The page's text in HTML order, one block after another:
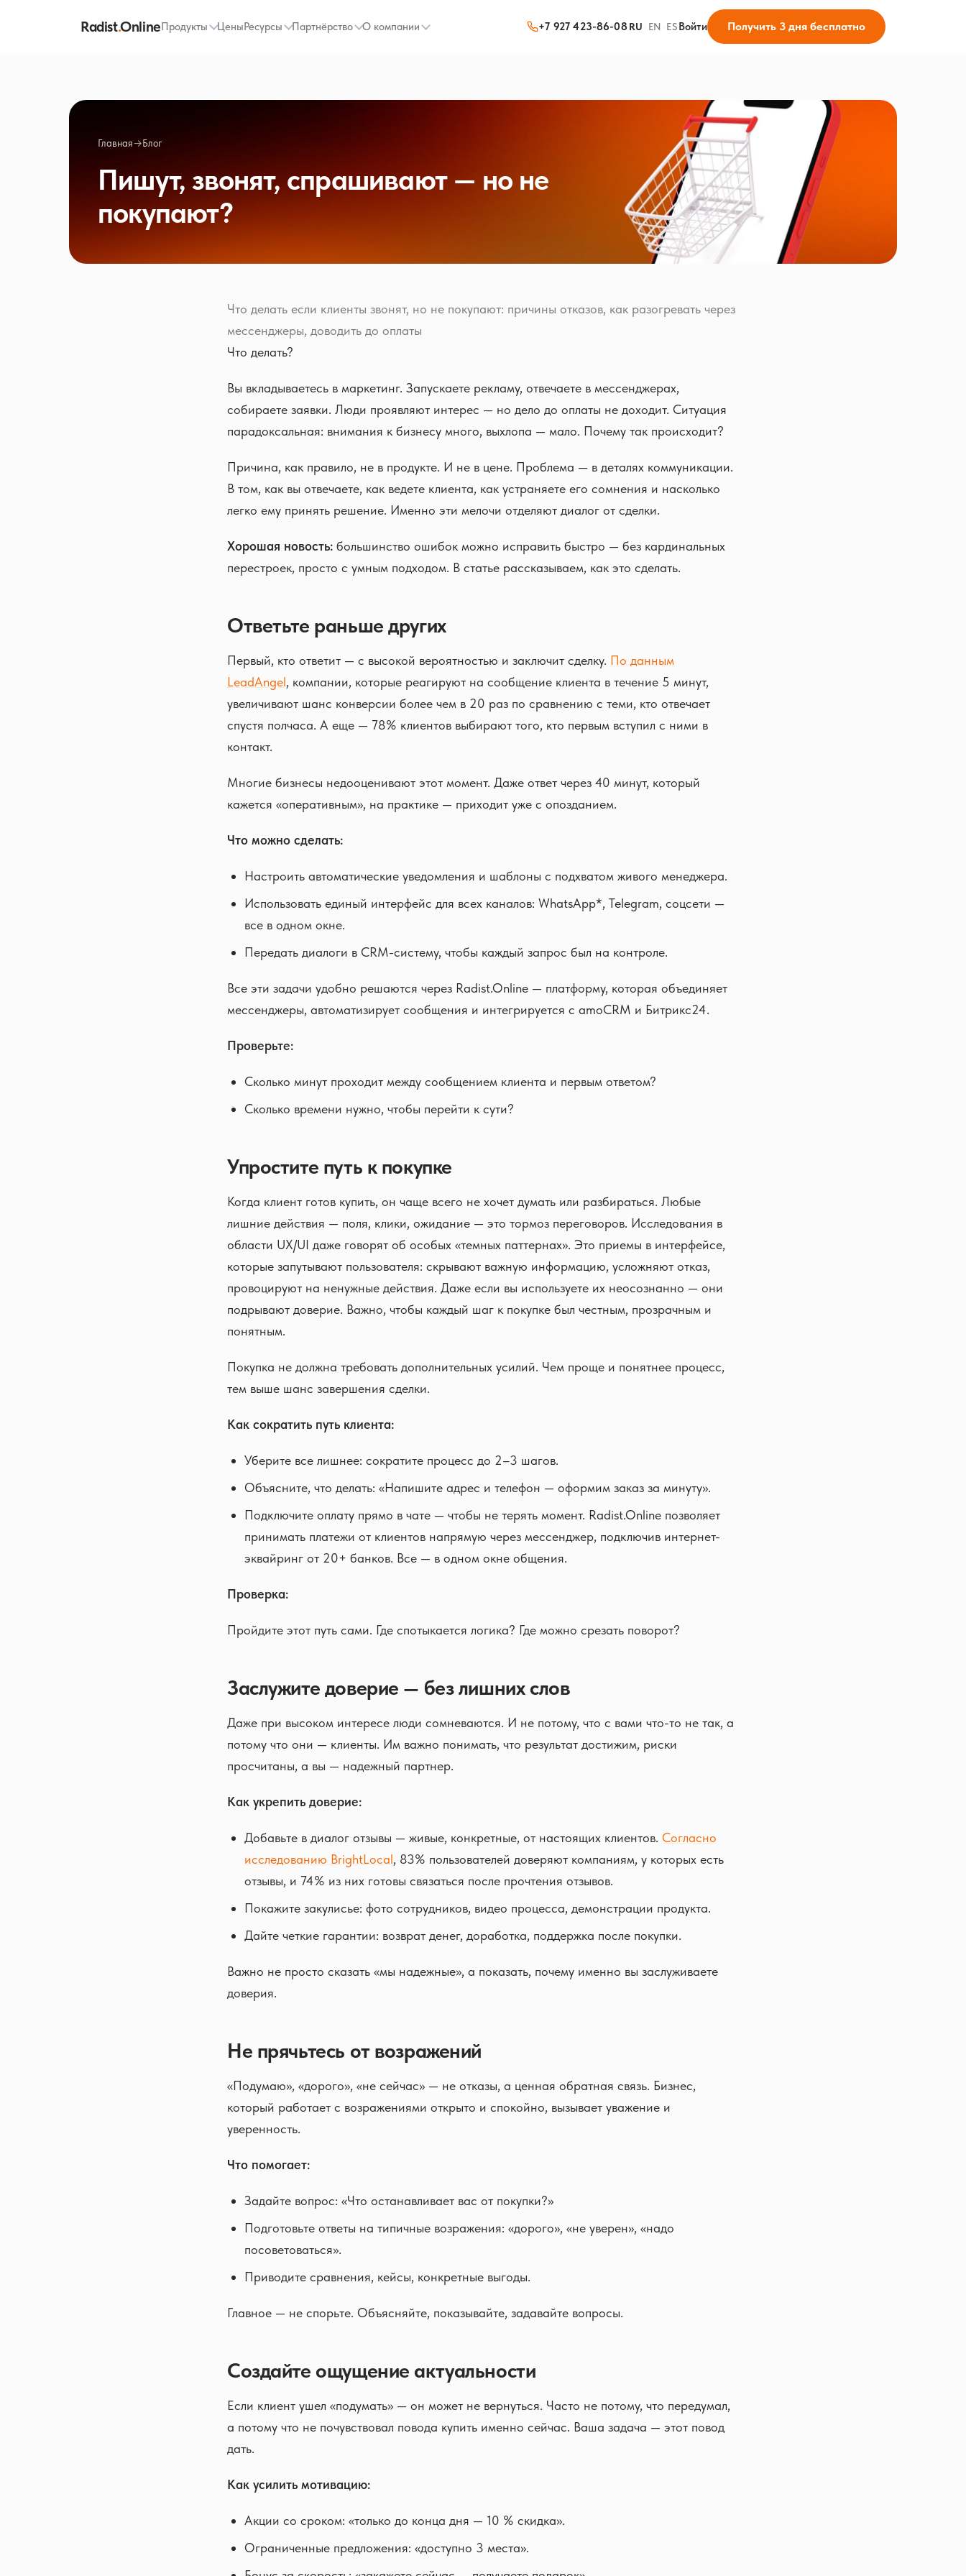
Radist.OnlineПродукты ЦеныРесурсы Партнёрство О компании +7 927 423-86-08 RU · EN · ESВойти Получить 3 дня бесплатно
Главная→Блог
Пишут, звонят, спрашивают — но не
покупают?
Что делать если клиенты звонят, но не покупают: причины отказов, как разогревать через
мессенджеры, доводить до оплаты
Что делать?
Вы вкладываетесь в маркетинг. Запускаете рекламу, отвечаете в мессенджерах,
собираете заявки. Люди проявляют интерес — но дело до оплаты не доходит. Ситуация
парадоксальная: внимания к бизнесу много, выхлопа — мало. Почему так происходит?
Причина, как правило, не в продукте. И не в цене. Проблема — в деталях коммуникации.
В том, как вы отвечаете, как ведете клиента, как устраняете его сомнения и насколько
легко ему принять решение. Именно эти мелочи отделяют диалог от сделки.
Хорошая новость: большинство ошибок можно исправить быстро — без кардинальных
перестроек, просто с умным подходом. В статье рассказываем, как это сделать.
Ответьте раньше других
Первый, кто ответит — с высокой вероятностью и заключит сделку. По данным
LeadAngel, компании, которые реагируют на сообщение клиента в течение 5 минут,
увеличивают шанс конверсии более чем в 20 раз по сравнению с теми, кто отвечает
спустя полчаса. А еще — 78% клиентов выбирают того, кто первым вступил с ними в
контакт.
Многие бизнесы недооценивают этот момент. Даже ответ через 40 минут, который
кажется «оперативным», на практике — приходит уже с опозданием.
Что можно сделать:
Настроить автоматические уведомления и шаблоны с подхватом живого менеджера.
Использовать единый интерфейс для всех каналов: WhatsApp*, Telegram, соцсети —
все в одном окне.
Передать диалоги в CRM-систему, чтобы каждый запрос был на контроле.
Все эти задачи удобно решаются через Radist.Online — платформу, которая объединяет
мессенджеры, автоматизирует сообщения и интегрируется с amoCRM и Битрикс24.
Проверьте:
Сколько минут проходит между сообщением клиента и первым ответом?
Сколько времени нужно, чтобы перейти к сути?
Упростите путь к покупке
Когда клиент готов купить, он чаще всего не хочет думать или разбираться. Любые
лишние действия — поля, клики, ожидание — это тормоз переговоров. Исследования в
области UX/UI даже говорят об особых «темных паттернах». Это приемы в интерфейсе,
которые запутывают пользователя: скрывают важную информацию, усложняют отказ,
провоцируют на ненужные действия. Даже если вы используете их неосознанно — они
подрывают доверие. Важно, чтобы каждый шаг к покупке был честным, прозрачным и
понятным.
Покупка не должна требовать дополнительных усилий. Чем проще и понятнее процесс,
тем выше шанс завершения сделки.
Как сократить путь клиента:
Уберите все лишнее: сократите процесс до 2–3 шагов.
Объясните, что делать: «Напишите адрес и телефон — оформим заказ за минуту».
Подключите оплату прямо в чате — чтобы не терять момент. Radist.Online позволяет
принимать платежи от клиентов напрямую через мессенджер, подключив интернет-
эквайринг от 20+ банков. Все — в одном окне общения.
Проверка:
Пройдите этот путь сами. Где спотыкается логика? Где можно срезать поворот?
Заслужите доверие — без лишних слов
Даже при высоком интересе люди сомневаются. И не потому, что с вами что-то не так, а
потому что они — клиенты. Им важно понимать, что результат достижим, риски
просчитаны, а вы — надежный партнер.
Как укрепить доверие:
Добавьте в диалог отзывы — живые, конкретные, от настоящих клиентов. Согласно
исследованию BrightLocal, 83% пользователей доверяют компаниям, у которых есть
отзывы, и 74% из них готовы связаться после прочтения отзывов.
Покажите закулисье: фото сотрудников, видео процесса, демонстрации продукта.
Дайте четкие гарантии: возврат денег, доработка, поддержка после покупки.
Важно не просто сказать «мы надежные», а показать, почему именно вы заслуживаете
доверия.
Не прячьтесь от возражений
«Подумаю», «дорого», «не сейчас» — не отказы, а ценная обратная связь. Бизнес,
который работает с возражениями открыто и спокойно, вызывает уважение и
уверенность.
Что помогает:
Задайте вопрос: «Что останавливает вас от покупки?»
Подготовьте ответы на типичные возражения: «дорого», «не уверен», «надо
посоветоваться».
Приводите сравнения, кейсы, конкретные выгоды.
Главное — не спорьте. Объясняйте, показывайте, задавайте вопросы.
Создайте ощущение актуальности
Если клиент ушел «подумать» — он может не вернуться. Часто не потому, что передумал,
а потому что не почувствовал повода купить именно сейчас. Ваша задача — этот повод
дать.
Как усилить мотивацию:
Акции со сроком: «только до конца дня — 10 % скидка».
Ограниченные предложения: «доступно 3 места».